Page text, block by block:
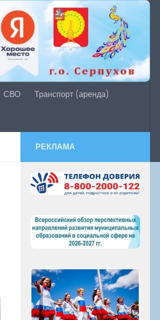
СВО Транспорт (аренда)
РЕКЛАМА